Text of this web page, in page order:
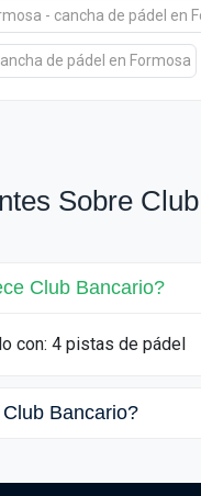
Sobre
Club Bancario?
con: 4 pistas de pádel
Bancario?